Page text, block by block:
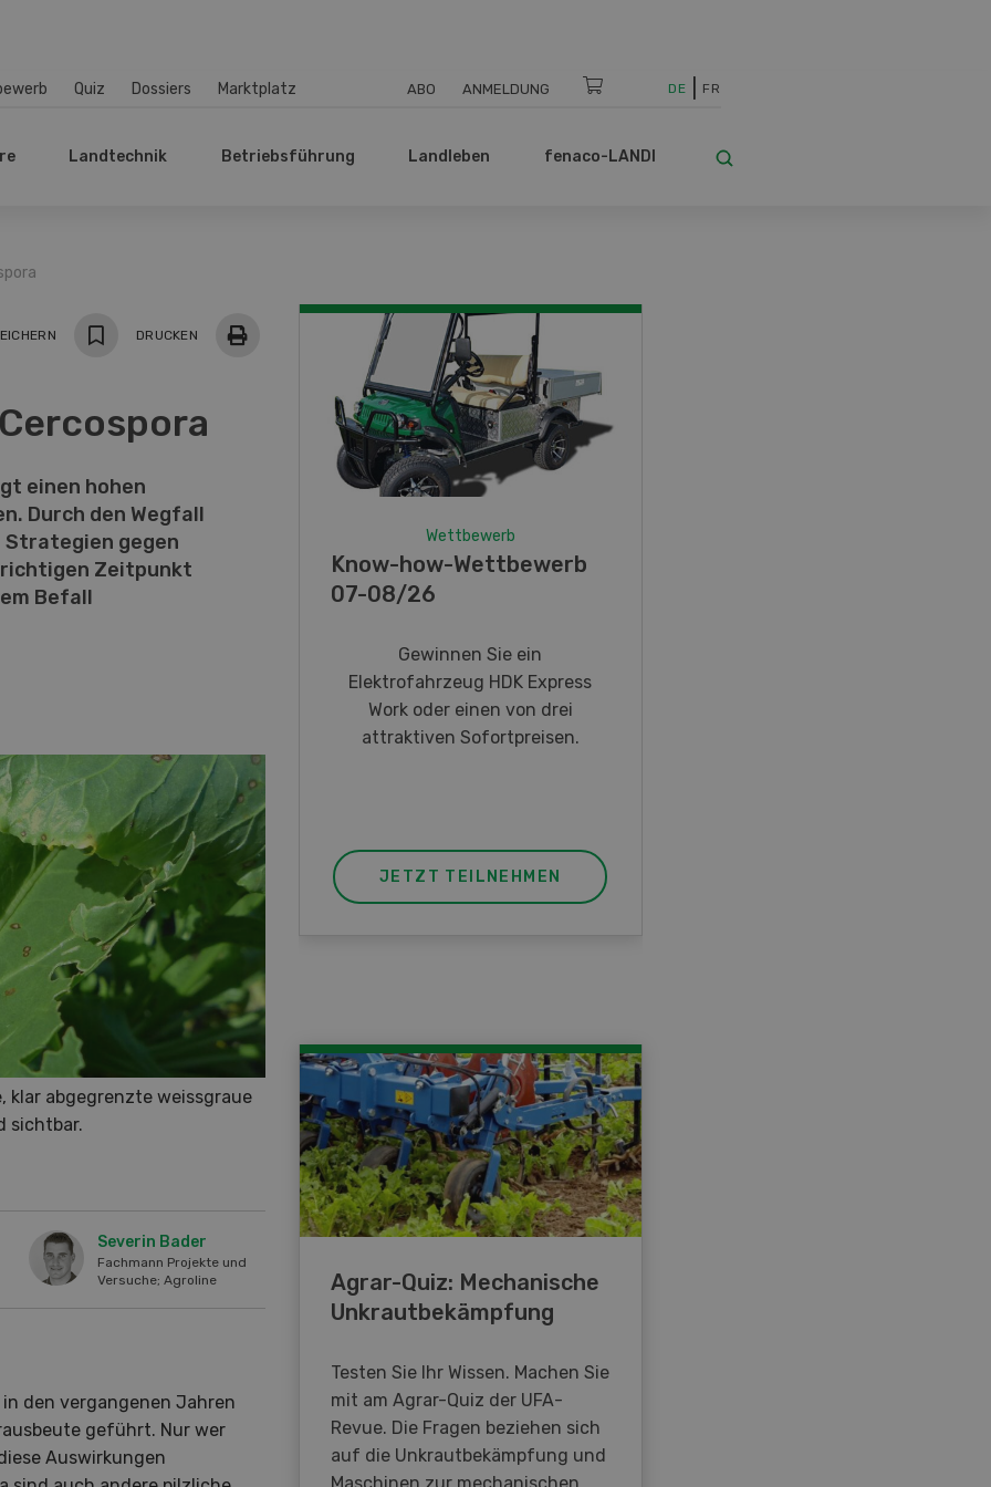
Quiz Dossiers Marktplatz ABO ANMELDUNG DE FR
Landtechnik Betriebsführung Landleben fenaco-LANDI
DRUCKEN
einen hohen
Durch den Wegfall
Strategien gegen
richtigen Zeitpunkt
Befall
klar abgegrenzte weissgraue
sichtbar.
Severin Bader
Fachmann Projekte und
Versuche; Agroline
in den vergangenen Jahren
geführt. Nur wer
Auswirkungen
Wettbewerb
Know-how-Wettbewerb
07-08/26
Gewinnen Sie ein
Elektrofahrzeug HDK Express
Work oder einen von drei
attraktiven Sofortpreisen.
JETZT TEILNEHMEN
Agrar-Quiz: Mechanische
Unkrautbekämpfung
Testen Sie Ihr Wissen. Machen Sie
mit am Agrar-Quiz der UFA-
Revue. Die Fragen beziehen sich
auf die Unkrautbekämpfung und